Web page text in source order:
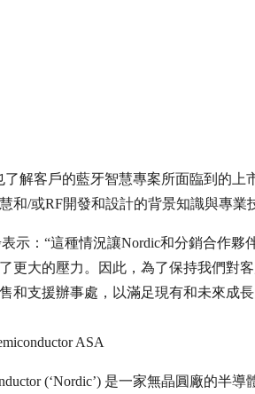
了解客戶的藍牙智慧專案所面臨到的
和/或RF開發和設計的背景知識與專業
示：“這種情況讓Nordic和分銷合作
更大的壓力。因此，為了保持我們對
和支援辦事處，以滿足現有和未來成
ASA
(‘Nordic’) 是一家無晶圓廠的半